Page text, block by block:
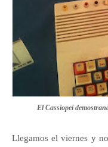
El Cassiopei
Llegamos el viernes y